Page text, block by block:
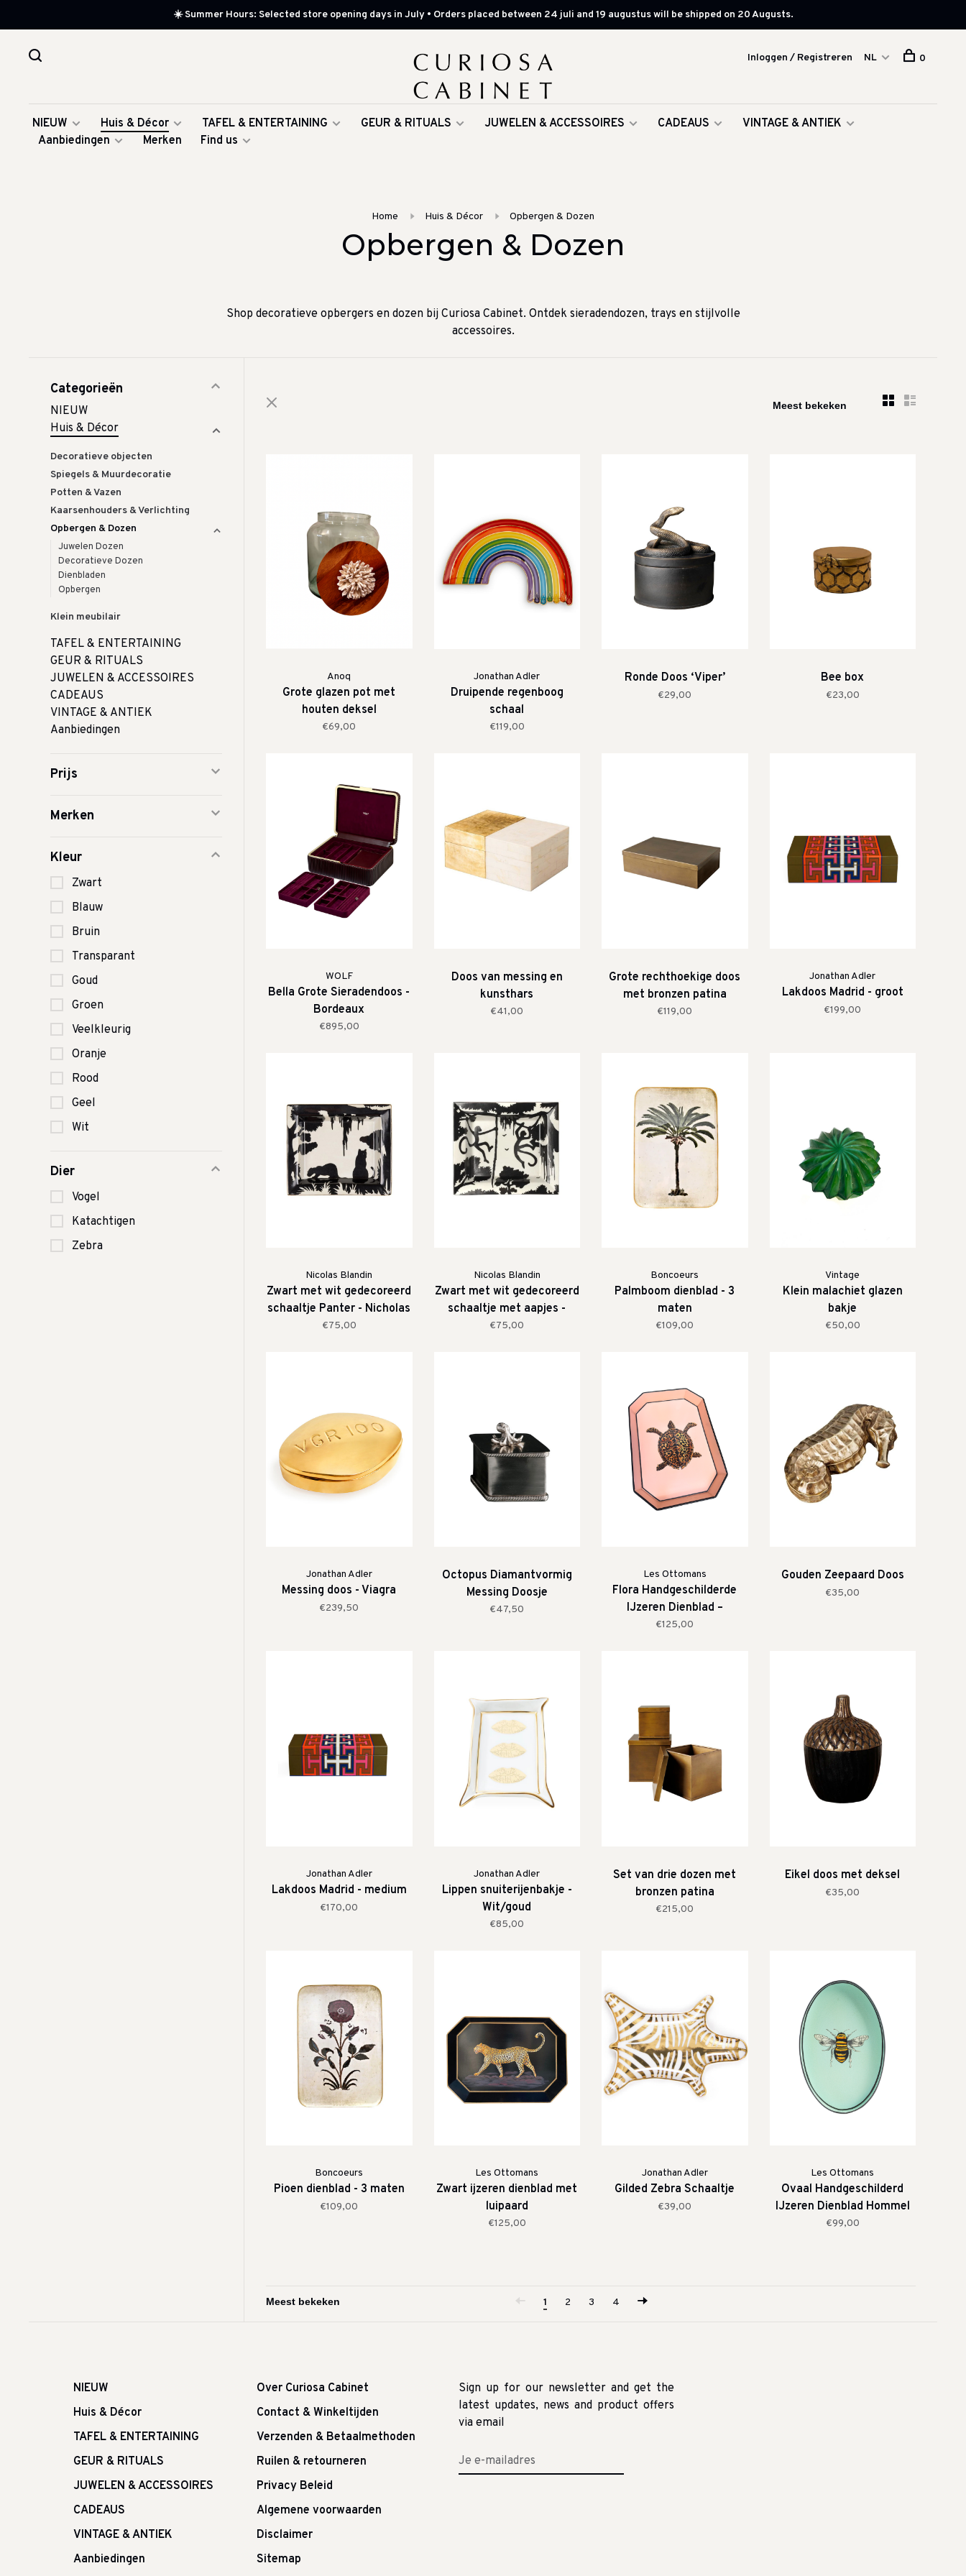
☀️ Summer Hours: Selected store opening days in July • Orders placed between 24 juli and 19 augustus will be shipped on 20 Augusts.
NIEUW Huis & Décor TAFEL & ENTERTAINING GEUR & RITUALS JUWELEN & ACCESSOIRES CADEAUS
VINTAGE & ANTIEK
Aanbiedingen
Merken Find us
Inloggen / Registreren NL 0
Home Huis & Décor Opbergen & Dozen
Opbergen & Dozen
Shop decoratieve opbergers en dozen bij Curiosa Cabinet. Ontdek sieradendozen, trays en stijlvolle
accessoires.
Categorieën
NIEUW
Huis & Décor
Decoratieve objecten
Spiegels & Muurdecoratie
Potten & Vazen
Kaarsenhouders & Verlichting
Opbergen & Dozen
Juwelen Dozen
Decoratieve Dozen
Dienbladen
Opbergen
Klein meubilair
TAFEL & ENTERTAINING
GEUR & RITUALS
JUWELEN & ACCESSOIRES
CADEAUS
VINTAGE & ANTIEK
Aanbiedingen
Prijs
Merken
Kleur
Zwart
Blauw
Bruin
Transparant
Goud
Groen
Veelkleurig
Oranje
Rood
Geel
Wit
Dier
Vogel
Katachtigen
Zebra
Anoq
Grote glazen pot met
houten deksel
€69,00
Jonathan Adler
Druipende regenboog
schaal
€119,00
Ronde Doos ‘Viper’
€29,00
Bee box
€23,00
WOLF
Bella Grote Sieradendoos -
Bordeaux
€895,00
Doos van messing en
kunsthars
€41,00
Grote rechthoekige doos
met bronzen patina
€119,00
Jonathan Adler
Lakdoos Madrid - groot
€199,00
Nicolas Blandin
Zwart met wit gedecoreerd
schaaltje Panter - Nicholas
Blandin
€75,00
Nicolas Blandin
Zwart met wit gedecoreerd
schaaltje met aapjes -
Nicholas Blandin
€75,00
Boncoeurs
Palmboom dienblad - 3
maten
€109,00
Vintage
Klein malachiet glazen
bakje
€50,00
Jonathan Adler
Messing doos - Viagra
€239,50
Octopus Diamantvormig
Messing Doosje
€47,50
Les Ottomans
Flora Handgeschilderde
IJzeren Dienblad –
Schildpad
€125,00
Gouden Zeepaard Doos
€35,00
Jonathan Adler
Lakdoos Madrid - medium
€170,00
Jonathan Adler
Lippen snuiterijenbakje -
Wit/goud
€85,00
Set van drie dozen met
bronzen patina
€215,00
Eikel doos met deksel
€35,00
Boncoeurs
Pioen dienblad - 3 maten
€109,00
Les Ottomans
Zwart ijzeren dienblad met
luipaard
€125,00
Jonathan Adler
Gilded Zebra Schaaltje
€39,00
Les Ottomans
Ovaal Handgeschilderd
IJzeren Dienblad Hommel
€99,00
1 2 3 4
NIEUW
Huis & Décor
TAFEL & ENTERTAINING
GEUR & RITUALS
JUWELEN & ACCESSOIRES
CADEAUS
VINTAGE & ANTIEK
Aanbiedingen
Over Curiosa Cabinet
Contact & Winkeltijden
Verzenden & Betaalmethoden
Ruilen & retourneren
Privacy Beleid
Algemene voorwaarden
Disclaimer
Sitemap
Sign up for our newsletter and get the
latest updates, news and product offers
via email